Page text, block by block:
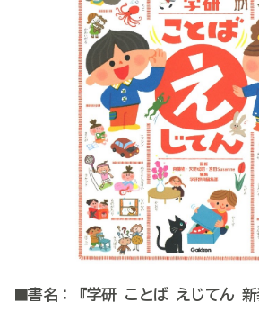
■書名：『学研 ことば えじてん 新